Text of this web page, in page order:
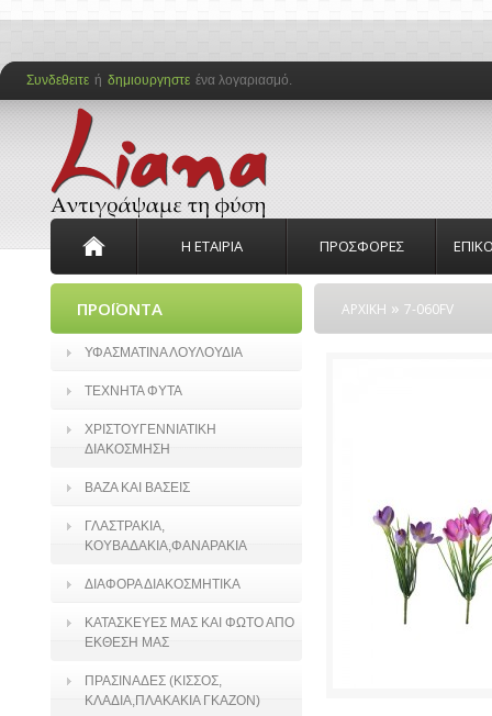
Συνδεθειτε ή δημιουργηστε ένα λογαριασμό.
Η ΕΤΑΙΡΙΑ ΠΡΟΣΦΟΡΕΣ
ΠΡΟΪΟΝΤΑ
ΥΦΑΣΜΑΤΙΝΑ ΛΟΥΛΟΥΔΙΑ
ΤΕΧΝΗΤΑ ΦΥΤΑ
ΧΡΙΣΤΟΥΓΕΝΝΙΑΤΙΚΗ
ΔΙΑΚΟΣΜΗΣΗ
ΒΑΖΑ ΚΑΙ ΒΑΣΕΙΣ
ΓΛΑΣΤΡΑΚΙΑ,
ΚΟΥΒΑΔΑΚΙΑ,ΦΑΝΑΡΑΚΙΑ
ΔΙΑΦΟΡΑ ΔΙΑΚΟΣΜΗΤΙΚΑ
ΚΑΤΑΣΚΕΥΕΣ ΜΑΣ ΚΑΙ ΦΩΤΟ ΑΠΟ
ΕΚΘΕΣΗ ΜΑΣ
ΠΡΑΣΙΝΑΔΕΣ (ΚΙΣΣΟΣ,
ΚΛΑΔΙΑ,ΠΛΑΚΑΚΙΑ ΓΚΑΖΟΝ)
ΑΡΧΙΚΗ » 7-060FV